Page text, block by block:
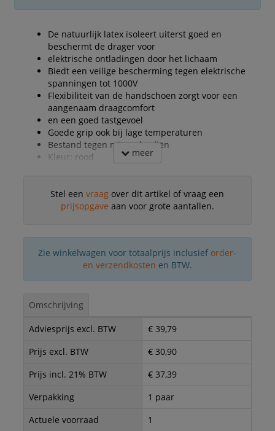
De natuurlijk latex isoleert uiterst goed en
beschermt de drager voor
elektrische ontladingen door het lichaam
Biedt een veilige bescherming tegen elektrische
spanningen tot 1000V
Flexibiliteit van de handschoen zorgt voor een
aangenaam draagcomfort
en een goed tastgevoel
Goede grip ook bij lage temperaturen
Bestand tegen minerale oliën
Kleur: rood
meer
Stel eenvraag over dit artikel of vraag een
prijsopgave aan voor grote aantallen.
Zie winkelwagen voor totaalprijs inclusief order-
en verzendkosten en BTW.
Omschrijving
Adviesprijs excl. BTW
€ 39,79
Prijs excl. BTW
€ 30,90
Prijs incl. 21% BTW
€ 37,39
Verpakking
1 paar
Actuele voorraad
1